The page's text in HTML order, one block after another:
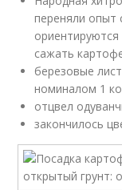
переняли опыт
сажать
березовые
номиналом 1
отцвел
закончилось